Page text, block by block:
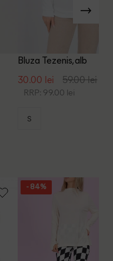
Bluza Tezenis, alb
30.00 lei 59.00 lei
RRP: 99.00 lei
S
- 84%